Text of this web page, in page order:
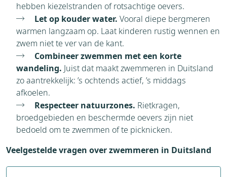
hebben kiezelstranden of rotsachtige oevers.
Let op kouder water. Vooral diepe bergmeren
warmen langzaam op. Laat kinderen rustig wennen en
zwem niet te ver van de kant.
Combineer zwemmen met een korte
wandeling. Juist dat maakt zwemmeren in Duitsland
zo aantrekkelijk: ’s ochtends actief, ’s middags
afkoelen.
Respecteer natuurzones. Rietkragen,
broedgebieden en beschermde oevers zijn niet
bedoeld om te zwemmen of te picknicken.
Veelgestelde vragen over zwemmeren in Duitsland